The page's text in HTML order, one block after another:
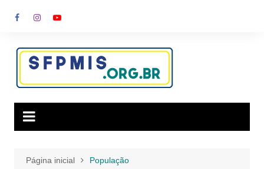
para
conteúdo
Página inicial População